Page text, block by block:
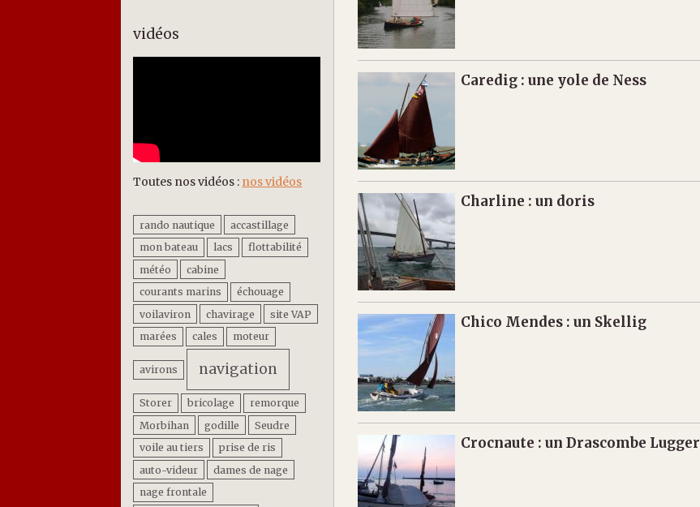
Caredig : une yole de Ness
Charline : un doris
Chico Mendes : un Skellig
Crocnaute : un Drascombe Lugger
vidéos
Toutes nos vidéos : nos vidéos
rando nautique
accastillage
mon bateau
lacs
flottabilité
météo
cabine
courants marins
échouage
voilaviron
chavirage
site VAP
marées
cales moteur
avirons navigation
Storer bricolage
remorque
Morbihan
godille
Seudre
voile au tiers
prise de ris
auto-videur
dames de nage
nage frontale